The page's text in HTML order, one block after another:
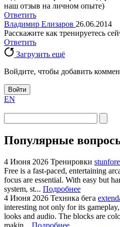
наш отзыв на личном опыте)
Ответить
Владимир Елизаров 26.06.2014
Расскажите как тренируетесь
Ответить
Загрузить ещё
Войдите, чтобы добавить
Войти
EN
Популярные
4 Июня 2026 Тренировки
Free is a fast-paced, entertaining
focus are essential. With easy but
system, st... Подробнее
4 Июня 2026 Техника бега
interesting not only for its
looks and audio. The blocks are
makin... Подробнее